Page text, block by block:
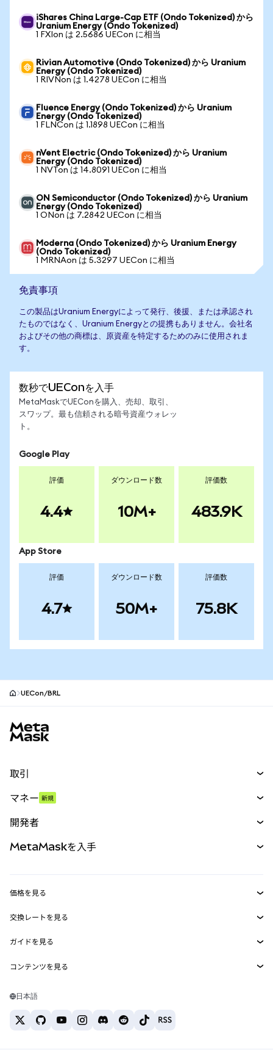
iShares China Large-Cap ETF (Ondo Tokenized) から
Uranium Energy (Ondo Tokenized)
1 FXIon は 2.5686 UECon に相当
Rivian Automotive (Ondo Tokenized) から Uranium
Energy (Ondo Tokenized)
1 RIVNon は 1.4278 UECon に相当
Fluence Energy (Ondo Tokenized) から Uranium
Energy (Ondo Tokenized)
1 FLNCon は 1.1898 UECon に相当
nVent Electric (Ondo Tokenized) から Uranium
Energy (Ondo Tokenized)
1 NVTon は 14.8091 UECon に相当
ON Semiconductor (Ondo Tokenized) から Uranium
Energy (Ondo Tokenized)
1 ONon は 7.2842 UECon に相当
Moderna (Ondo Tokenized) から Uranium Energy
(Ondo Tokenized)
1 MRNAon は 5.3297 UECon に相当
免責事項
この製品はUranium Energyによって発行、後援、または承認され
たものではなく、Uranium Energyとの提携もありません。会社名
およびその他の商標は、原資産を特定するためのみに使用されま
す。
数秒でUEConを入手
MetaMaskでUEConを購入、売却、取引、
スワップ。最も信頼される暗号資産ウォレッ
ト。
Google Play
評価
4.4
ダウンロード数
10M+
評価数
483.9K
App Store
評価
4.7
ダウンロード数
50M+
評価数
75.8K
UECon/BRL
取引
パーペチュアル
RWA
マネー 新規
開発者
MetaMask Connect
Snaps
Web3サービス
MetaMaskを入手
セキュリティ
サポート
キャリア
お問い合わせ
価格を見る
イーサリアムの価格
Solanaの価格
Tetherの価格
交換レートを見る
ETH→USD
USDT→INR
BTC→INR
ETH→USDT
ガイドを見る
ETHの購入
USDTの購入
コンテンツを見る
Solanaウォレット
日本語